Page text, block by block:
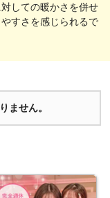
しての暖かさを併せ
すさを感じられるで
ません。